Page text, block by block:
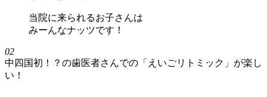
当院に来られるお子さんは
みーんなナッツです！
02
中四国初！？の歯医者さんでの「えいごリトミック」が楽し
い！